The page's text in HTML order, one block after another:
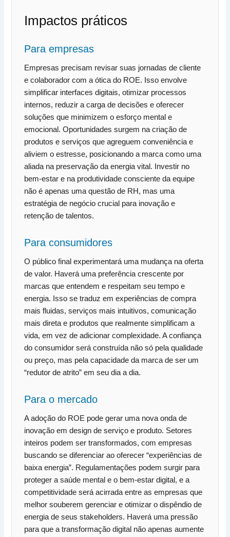
Impactos práticos
Para empresas
Empresas precisam revisar suas jornadas de cliente
e colaborador com a ótica do ROE. Isso envolve
simplificar interfaces digitais, otimizar processos
internos, reduzir a carga de decisões e oferecer
soluções que minimizem o esforço mental e
emocional. Oportunidades surgem na criação de
produtos e serviços que agreguem conveniência e
aliviem o estresse, posicionando a marca como uma
aliada na preservação da energia vital. Investir no
bem-estar e na produtividade consciente da equipe
não é apenas uma questão de RH, mas uma
estratégia de negócio crucial para inovação e
retenção de talentos.
Para consumidores
O público final experimentará uma mudança na oferta
de valor. Haverá uma preferência crescente por
marcas que entendem e respeitam seu tempo e
energia. Isso se traduz em experiências de compra
mais fluidas, serviços mais intuitivos, comunicação
mais direta e produtos que realmente simplificam a
vida, em vez de adicionar complexidade. A confiança
do consumidor será construída não só pela qualidade
ou preço, mas pela capacidade da marca de ser um
“redutor de atrito” em seu dia a dia.
Para o mercado
A adoção do ROE pode gerar uma nova onda de
inovação em design de serviço e produto. Setores
inteiros podem ser transformados, com empresas
buscando se diferenciar ao oferecer “experiências de
baixa energia”. Regulamentações podem surgir para
proteger a saúde mental e o bem-estar digital, e a
competitividade será acirrada entre as empresas que
melhor souberem gerenciar e otimizar o dispêndio de
energia de seus stakeholders. Haverá uma pressão
para que a transformação digital não apenas aumente